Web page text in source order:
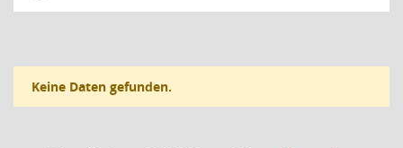
Keine Daten gefunden.